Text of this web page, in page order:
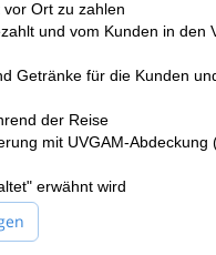
Ort zu zahlen
und vom Kunden in
Getränke für die Kunden
der Reise
mit UVGAM-
erwähnt wird